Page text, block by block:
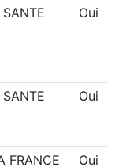
SANTE Oui
SANTE Oui
FRANCE Oui